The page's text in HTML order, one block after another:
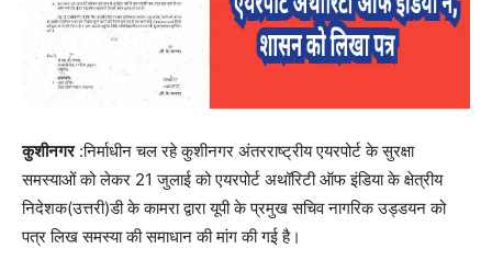
कुशीनगर:निर्माधीन चल रहे कुशीनगर अंतरराष्ट्रीय एयरपोर्ट के सुरक्षा
समस्याओं को लेकर 21 जुलाई को एयरपोर्ट अथॉरिटी ऑफ इंडिया के क्षेत्रीय
निदेशक(उत्तरी)डी के कामरा द्वारा यूपी के प्रमुख सचिव नागरिक उड्डयन को
पत्र लिख समस्या की समाधान की मांग की गई है।